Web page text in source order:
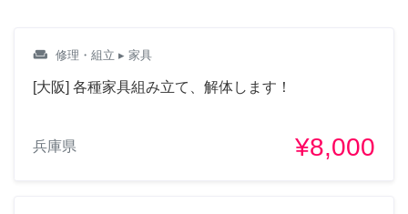
weekend 修理・組立 ▸ 家具
[大阪] 各種家具組み立て、解体します！
兵庫県 ¥8,000